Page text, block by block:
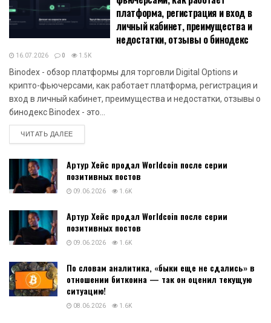
платформа, регистрация и вход в
личный кабинет, преимущества и
недостатки, отзывы о бинодекс
16.07.2026 0 1.5K
Binodex - обзор платформы для торговли Digital Options и
крипто-фьючерсами, как работает платформа, регистрация и
вход в личный кабинет, преимущества и недостатки, отзывы о
бинодекс Binodex - это...
ЧИТАТЬ ДАЛЕЕDETAILS
Артур Хейс продал Worldcoin после серии
позитивных постов
09.06.2026 1.6K
Артур Хейс продал Worldcoin после серии
позитивных постов
09.06.2026 1.6K
По словам аналитика, «быки еще не сдались» в
отношении биткоина — так он оценил текущую
ситуацию!
08.06.2026 1.6K